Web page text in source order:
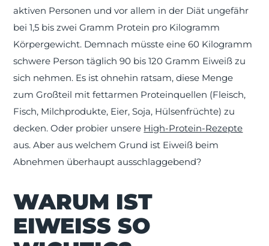
aktiven Personen und vor allem in der Diät ungefähr
bei 1,5 bis zwei Gramm Protein pro Kilogramm
Körpergewicht. Demnach müsste eine 60 Kilogramm
schwere Person täglich 90 bis 120 Gramm Eiweiß zu
sich nehmen. Es ist ohnehin ratsam, diese Menge
zum Großteil mit fettarmen Proteinquellen (Fleisch,
Fisch, Milchprodukte, Eier, Soja, Hülsenfrüchte) zu
decken. Oder probier unsere High-Protein-Rezepte
aus. Aber aus welchem Grund ist Eiweiß beim
Abnehmen überhaupt ausschlaggebend?
WARUM IST
EIWEISS SO W